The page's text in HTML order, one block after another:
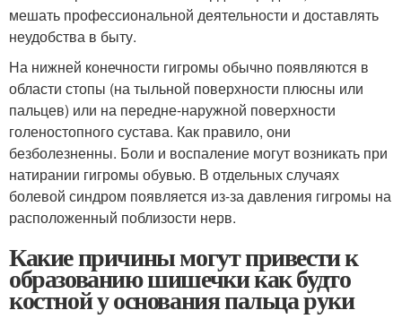
мешать профессиональной деятельности и доставлять
неудобства в быту.
На нижней конечности гигромы обычно появляются в
области стопы (на тыльной поверхности плюсны или
пальцев) или на передне-наружной поверхности
голеностопного сустава. Как правило, они
безболезненны. Боли и воспаление могут возникать при
натирании гигромы обувью. В отдельных случаях
болевой синдром появляется из-за давления гигромы на
расположенный поблизости нерв.
Какие причины могут привести к
образованию шишечки как будто
костной у основания пальца руки